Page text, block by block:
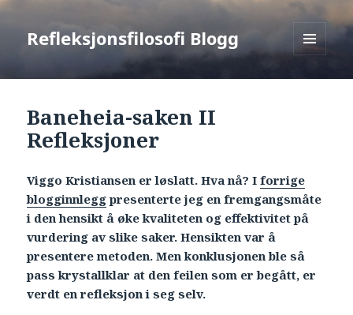
Refleksjonsfilosofi Blogg
Baneheia-saken II
Refleksjoner
Viggo Kristiansen er løslatt. Hva nå? Iforrige
blogginnlegg presenterte jeg en fremgangsmåte
i den hensikt å øke kvaliteten og effektivitet på
vurdering av slike saker. Hensikten var å
presentere metoden. Men konklusjonen ble så
pass krystallklar at den feilen som er begått, er
verdt en refleksjon i seg selv.